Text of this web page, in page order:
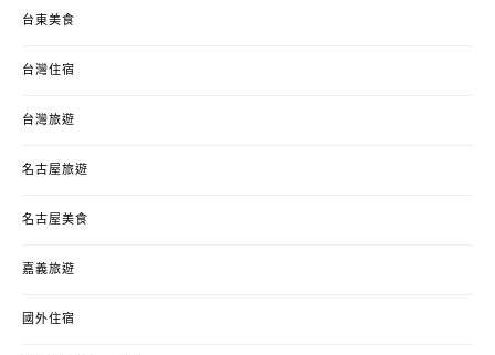
台東美食
台灣住宿
台灣旅遊
名古屋旅遊
名古屋美食
嘉義旅遊
國外住宿